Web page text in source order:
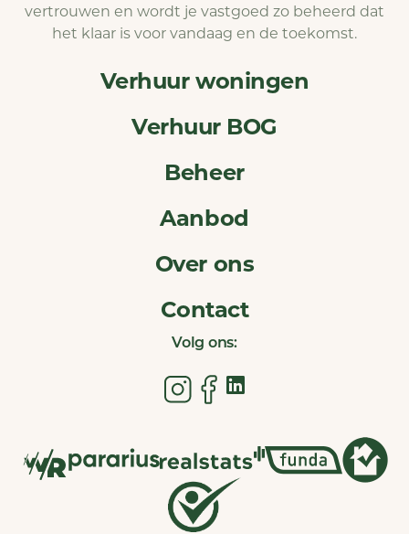
vertrouwen en wordt je vastgoed zo beheerd dat
het klaar is voor vandaag en de toekomst.
Verhuur woningen
Verhuur BOG
Beheer
Aanbod
Over ons
Contact
Volg ons: